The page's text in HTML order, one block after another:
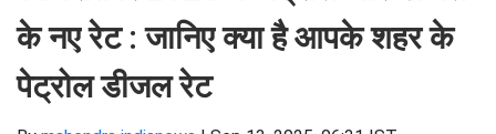
के नए रेट : जानिए क्या है आपके शहर के
पेट्रोल डीजल रेट